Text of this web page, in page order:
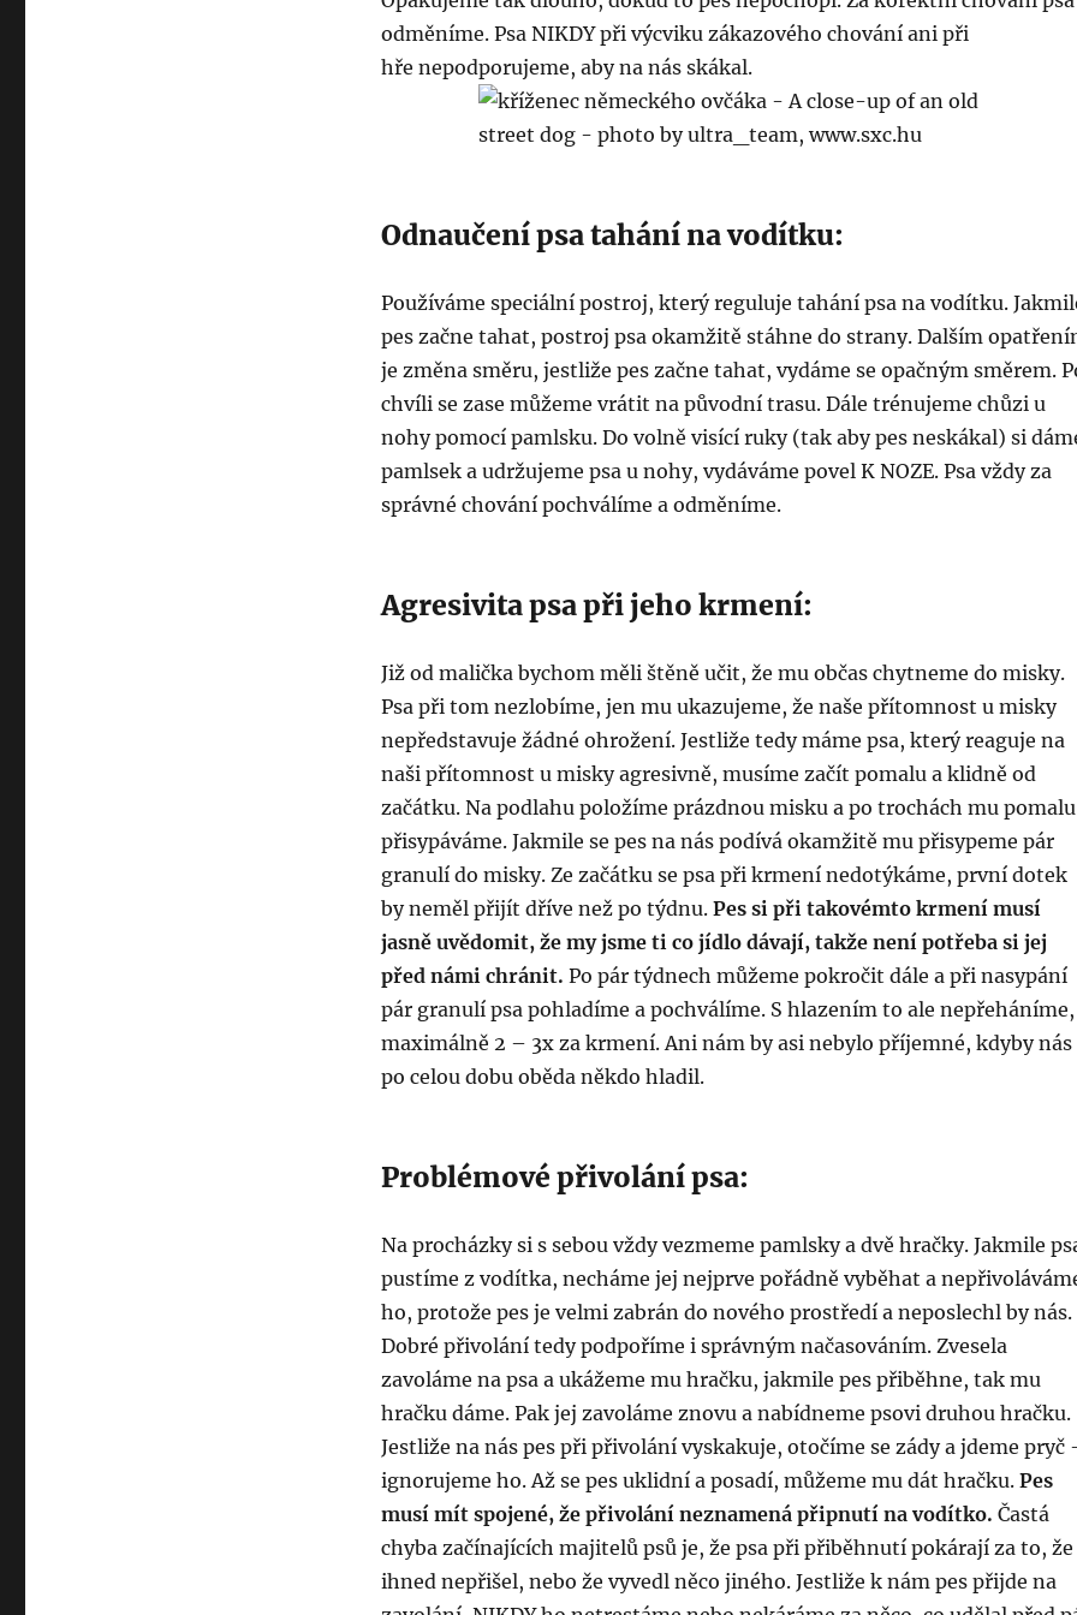
odměníme. Psa NIKDY při výcviku zákazového chování ani při
hře nepodporujeme, aby na nás skákal.
Odnaučení psa tahání na vodítku:
Používáme speciální postroj, který reguluje tahání psa na vodítku.
pes začne tahat, postroj psa okamžitě stáhne do strany. Dalším
je změna směru, jestliže pes začne tahat, vydáme se opačným směrem.
chvíli se zase můžeme vrátit na původní trasu. Dále trénujeme chůzi u
nohy pomocí pamlsku. Do volně visící ruky (tak aby pes neskákal) si
pamlsek a udržujeme psa u nohy, vydáváme povel K NOZE. Psa vždy za
správné chování pochválíme a odměníme.
Agresivita psa při jeho krmení:
Již od malička bychom měli štěně učit, že mu občas chytneme do misky.
Psa při tom nezlobíme, jen mu ukazujeme, že naše přítomnost u misky
nepředstavuje žádné ohrožení. Jestliže tedy máme psa, který reaguje na
naši přítomnost u misky agresivně, musíme začít pomalu a klidně od
začátku. Na podlahu položíme prázdnou misku a po trochách mu pomalu
přisypáváme. Jakmile se pes na nás podívá okamžitě mu přisypeme pár
granulí do misky. Ze začátku se psa při krmení nedotýkáme, první dotek
by neměl přijít dříve než po týdnu. Pes si při takovémto krmení musí
jasně uvědomit, že my jsme ti co jídlo dávají, takže není potřeba si jej
před námi chránit. Po pár týdnech můžeme pokročit dále a při nasypání
pár granulí psa pohladíme a pochválíme. S hlazením to ale nepřeháníme,
maximálně 2 – 3x za krmení. Ani nám by asi nebylo příjemné, kdyby nás
po celou dobu oběda někdo hladil.
Problémové přivolání psa:
Na procházky si s sebou vždy vezmeme pamlsky a dvě hračky. Jakmile
pustíme z vodítka, necháme jej nejprve pořádně vyběhat a
ho, protože pes je velmi zabrán do nového prostředí a neposlechl by nás.
Dobré přivolání tedy podpoříme i správným načasováním. Zvesela
zavoláme na psa a ukážeme mu hračku, jakmile pes přiběhne, tak mu
hračku dáme. Pak jej zavoláme znovu a nabídneme psovi druhou hračku.
Jestliže na nás pes při přivolání vyskakuje, otočíme se zády a jdeme pryč
ignorujeme ho. Až se pes uklidní a posadí, můžeme mu dát hračku. Pes
musí mít spojené, že přivolání neznamená připnutí na vodítko. Častá
chyba začínajících majitelů psů je, že psa při přiběhnutí pokárají za to, že
ihned nepřišel, nebo že vyvedl něco jiného. Jestliže k nám pes přijde na